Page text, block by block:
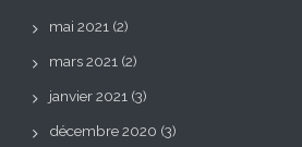
mai 2021 (2)
mars 2021 (2)
janvier 2021 (3)
décembre 2020 (3)